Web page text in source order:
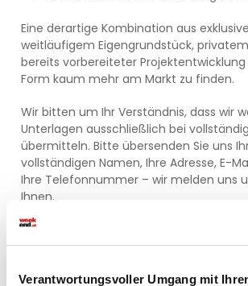
Verantwortungsvoller Umgang mit
Eine derartige Kombination aus
weitläufigem Eigengrundstück,
bereits vorbereiteter Projektentwicklung
Form kaum mehr am Markt zu finden.
Wir bitten um Ihr Verständnis, dass wir
Unterlagen ausschließlich bei
übermitteln. Bitte übersenden Sie uns
vollständigen Namen, Ihre Adresse, E-
Ihre Telefonnummer – wir melden uns
Ihnen.
Kontakt
Für Besichtigungstermine oder Fragen
georg.zoltan@plech.at gerne zur